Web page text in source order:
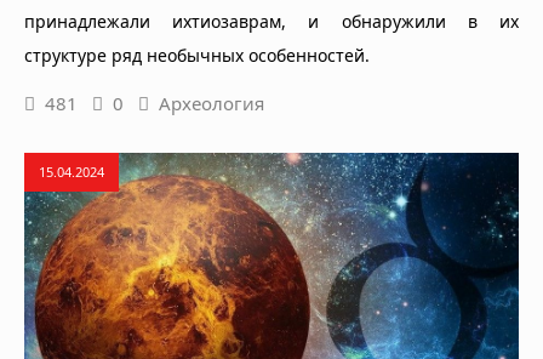
принадлежали ихтиозаврам, и обнаружили в их
структуре ряд необычных особенностей.
481 0 Археология
15.04.2024